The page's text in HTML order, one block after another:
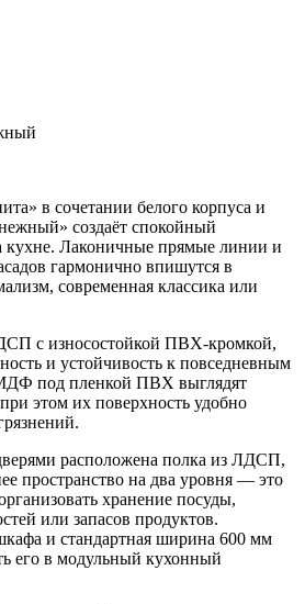
в сочетании белого корпуса и
создаёт спокойный
кухне. Лаконичные прямые линии и
гармонично впишутся в
современная классика или
с износостойкой ПВХ-кромкой,
и устойчивость к повседневным
под пленкой ПВХ выглядят
этом их поверхность удобно
расположена полка из ЛДСП,
пространство на два уровня — это
хранение посуды,
или запасов продуктов.
и стандартная ширина 600 мм
его в модульный кухонный